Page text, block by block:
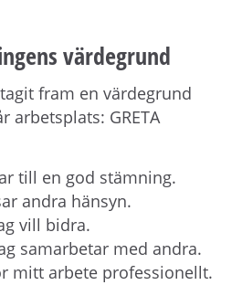
värdegrund
fram en värdegrund
arbetsplats: GRETA
till en god stämning.
andra hänsyn.
vill bidra.
samarbetar med andra.
mitt arbete professionellt.